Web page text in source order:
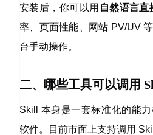
安装后，你可以用 自然语言直
率、页面性能、网站 PV/UV
台手动操作。
二、哪些工具可以调用
Skill 本身是一套标准化的能
软件。目前市面上支持调用